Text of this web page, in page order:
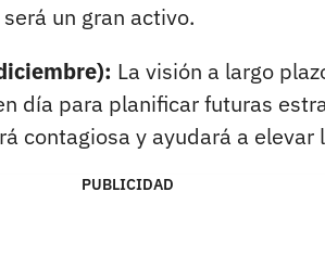
un gran activo.
La visión a largo
día para planificar futuras
contagiosa y ayudará a elevar
PUBLICIDAD